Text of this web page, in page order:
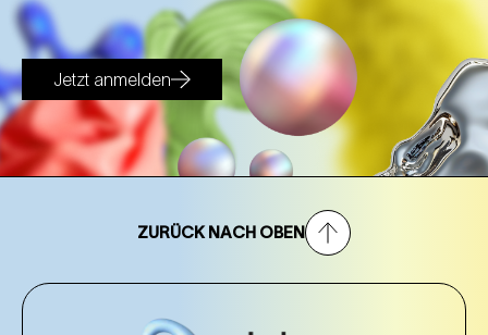
Jetzt anmelden
ZURÜCK NACH OBEN